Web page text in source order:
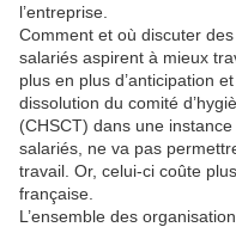
l’entreprise.
Comment et où discuter
salariés aspirent à mieux
plus en plus d’anticipation
dissolution du comité
(CHSCT) dans une
salariés, ne va pas
travail. Or, celui-ci coûte
française.
L’ensemble des